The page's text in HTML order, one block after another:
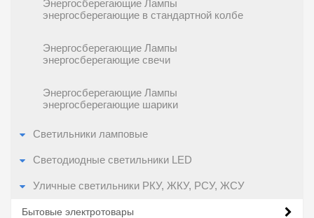
Энергосберегающие Лампы
энергосберегающие в стандартной колбе
Энергосберегающие Лампы
энергосберегающие свечи
Энергосберегающие Лампы
энергосберегающие шарики
Светильники ламповые
Светодиодные светильники LED
Уличные светильники РКУ, ЖКУ, РСУ, ЖСУ
Бытовые электротовары